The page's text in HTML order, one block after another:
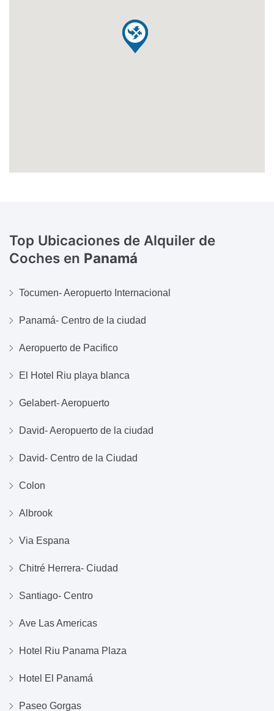
Top Ubicaciones de Alquiler de
Coches en Panamá
Tocumen- Aeropuerto Internacional
Panamá- Centro de la ciudad
Aeropuerto de Pacifico
El Hotel Riu playa blanca
Gelabert- Aeropuerto
David- Aeropuerto de la ciudad
David- Centro de la Ciudad
Colon
Albrook
Via Espana
Chitré Herrera- Ciudad
Santiago- Centro
Ave Las Americas
Hotel Riu Panama Plaza
Hotel El Panamá
Paseo Gorgas